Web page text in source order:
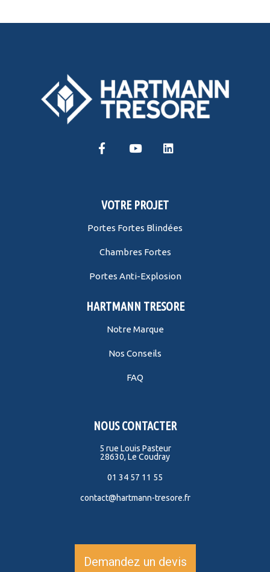
VOTRE PROJET
Portes Fortes Blindées
Chambres Fortes
Portes Anti-Explosion
HARTMANN TRESORE
Notre Marque
Nos Conseils
FAQ
NOUS CONTACTER
5 rue Louis Pasteur
28630, Le Coudray
01 34 57 11 55
contact@hartmann-tresore.fr
Demandez un devis